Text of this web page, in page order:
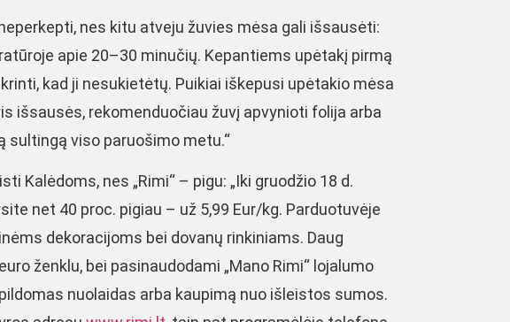
nes kitu atveju žuvies mėsa gali išsausėti:
apie 20–30 minučių. Kepantiems upėtakį pirmą
kad ji nesukietėtų. Puikiai iškepusi upėtakio mėsa
išsausės, rekomenduočiau žuvį apvynioti folija arba
sultingą viso paruošimo metu.“
Kalėdoms, nes „Rimi“ – pigu: „Iki gruodžio 18 d.
net 40 proc. pigiau – už 5,99 Eur/kg. Parduotuvėje
dekoracijoms bei dovanų rinkiniams. Daug
ženklu, bei pasinaudodami „Mano Rimi“ lojalumo
nuolaidas arba kaupimą nuo išleistos sumos.